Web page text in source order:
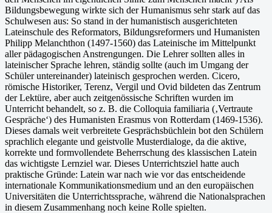
Bildungsbewegung wirkte sich der Humanismus sehr stark auf das
Schulwesen aus: So stand in der humanistisch ausgerich­teten
Lateinschule des Reformators, Bildungsreformers und Humanisten
Philipp Melanchthon (1497-1560) das Lateinische im Mittelpunkt
aller pädagogischen Anstrengungen. Die Lehrer sollten alles in
lateinischer Sprache lehren, ständig sollte (auch im Umgang der
Schüler unter­einander) lateinisch gesprochen werden. Cicero,
römische Historiker, Terenz, Vergil und Ovid bildeten das Zentrum
der Lektüre, aber auch zeitgenössische Schriften wurden im
Unterricht behandelt, so z. B. die Colloquia familiaria (‚Vertraute
Gespräche‘) des Humanisten Erasmus von Rotterdam (1469-1536).
Dieses damals weit verbreitete Gesprächsbüchlein bot den Schülern
sprachlich elegante und geistvolle Musterdialoge, da die aktive,
korrekte und form­vollendete Beherrschung des klassischen Latein
das wichtigste Lernziel war. Dieses Unter­richtsziel hatte auch
praktische Gründe: Latein war nach wie vor das entscheidende
interna­tionale Kommunikationsmedium und an den europäischen
Universitäten die Unterrichtsspra­che, während die Nationalsprachen
in diesem Zusammenhang noch keine Rolle spielten.